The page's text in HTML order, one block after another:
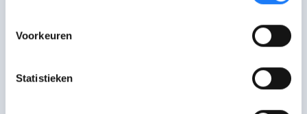
Voorkeuren
Statistieken